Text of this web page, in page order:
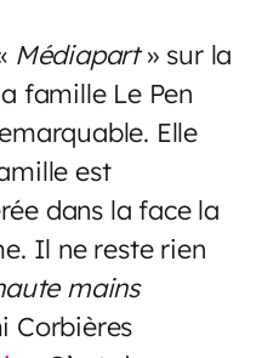
Médiapart» sur la
famille Le Pen
Elle
est
dans la face la
Il ne reste rien
mains
Corbières